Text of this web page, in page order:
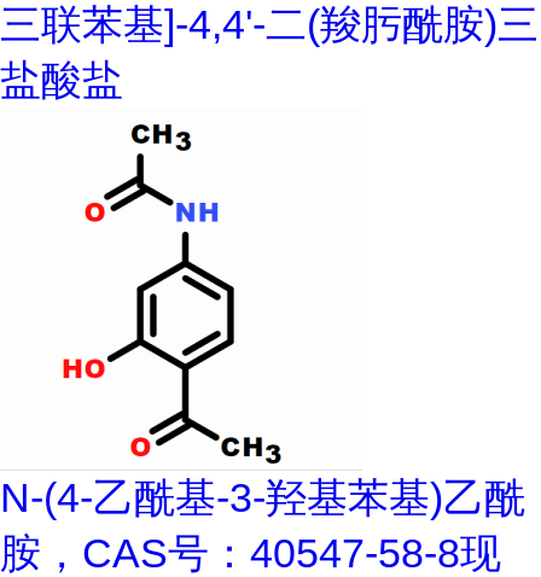
三联苯基]-4,4'-二(羧肟酰胺)三
盐酸盐
N-(4-乙酰基-3-羟基苯基)乙酰
胺，CAS号：40547-58-8现